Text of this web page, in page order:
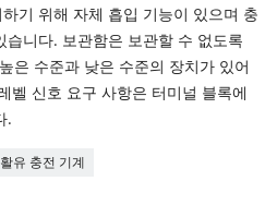
기 위해 자체 흡입 기능이 있으며 충
니다. 보관함은 보관할 수 없도록
은 수준과 낮은 수준의 장치가 있어
벨 신호 요구 사항은 터미널 블록에
.
유 충전 기계